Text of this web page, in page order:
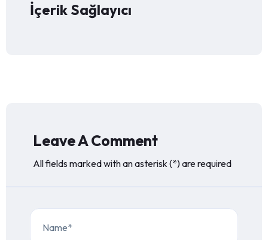
İçerik Sağlayıcı
Leave A Comment
All fields marked with an asterisk (*) are required